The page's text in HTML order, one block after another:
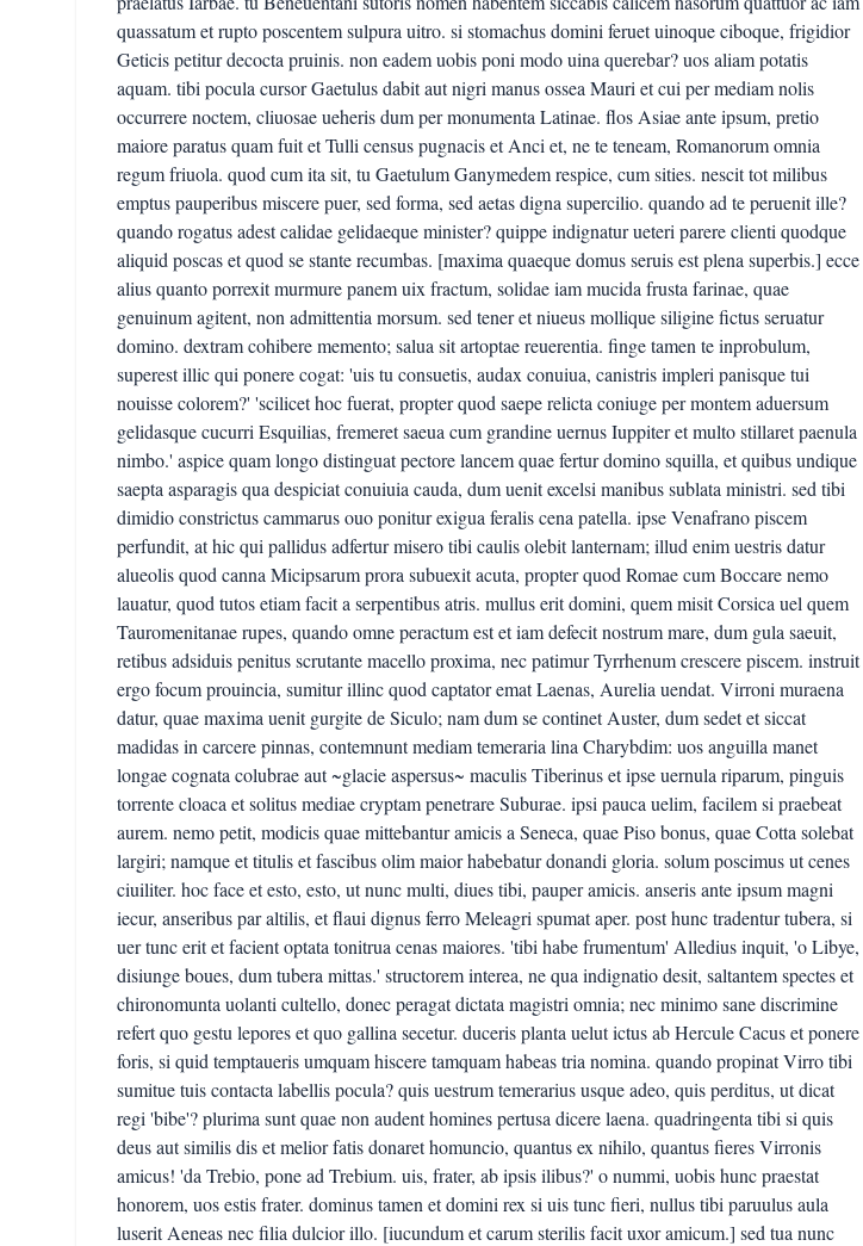
quassatum et rupto poscentem sulpura uitro. si stomachus domini feruet uinoque ciboque, frigidior
Geticis petitur decocta pruinis. non eadem uobis poni modo uina querebar? uos aliam potatis
aquam. tibi pocula cursor Gaetulus dabit aut nigri manus ossea Mauri et cui per mediam nolis
occurrere noctem, cliuosae ueheris dum per monumenta Latinae. flos Asiae ante ipsum, pretio
maiore paratus quam fuit et Tulli census pugnacis et Anci et, ne te teneam, Romanorum omnia
regum friuola. quod cum ita sit, tu Gaetulum Ganymedem respice, cum sities. nescit tot milibus
emptus pauperibus miscere puer, sed forma, sed aetas digna supercilio. quando ad te peruenit ille?
quando rogatus adest calidae gelidaeque minister? quippe indignatur ueteri parere clienti quodque
aliquid poscas et quod se stante recumbas. [maxima quaeque domus seruis est plena superbis.] ecce
alius quanto porrexit murmure panem uix fractum, solidae iam mucida frusta farinae, quae
genuinum agitent, non admittentia morsum. sed tener et niueus mollique siligine fictus seruatur
domino. dextram cohibere memento; salua sit artoptae reuerentia. finge tamen te inprobulum,
superest illic qui ponere cogat: 'uis tu consuetis, audax conuiua, canistris impleri panisque tui
nouisse colorem?' 'scilicet hoc fuerat, propter quod saepe relicta coniuge per montem aduersum
gelidasque cucurri Esquilias, fremeret saeua cum grandine uernus Iuppiter et multo stillaret paenula
nimbo.' aspice quam longo distinguat pectore lancem quae fertur domino squilla, et quibus undique
saepta asparagis qua despiciat conuiuia cauda, dum uenit excelsi manibus sublata ministri. sed tibi
dimidio constrictus cammarus ouo ponitur exigua feralis cena patella. ipse Venafrano piscem
perfundit, at hic qui pallidus adfertur misero tibi caulis olebit lanternam; illud enim uestris datur
alueolis quod canna Micipsarum prora subuexit acuta, propter quod Romae cum Boccare nemo
lauatur, quod tutos etiam facit a serpentibus atris. mullus erit domini, quem misit Corsica uel quem
Tauromenitanae rupes, quando omne peractum est et iam defecit nostrum mare, dum gula saeuit,
retibus adsiduis penitus scrutante macello proxima, nec patimur Tyrrhenum crescere piscem. instruit
ergo focum prouincia, sumitur illinc quod captator emat Laenas, Aurelia uendat. Virroni muraena
datur, quae maxima uenit gurgite de Siculo; nam dum se continet Auster, dum sedet et siccat
madidas in carcere pinnas, contemnunt mediam temeraria lina Charybdim: uos anguilla manet
longae cognata colubrae aut ~glacie aspersus~ maculis Tiberinus et ipse uernula riparum, pinguis
torrente cloaca et solitus mediae cryptam penetrare Suburae. ipsi pauca uelim, facilem si praebeat
aurem. nemo petit, modicis quae mittebantur amicis a Seneca, quae Piso bonus, quae Cotta solebat
largiri; namque et titulis et fascibus olim maior habebatur donandi gloria. solum poscimus ut cenes
ciuiliter. hoc face et esto, esto, ut nunc multi, diues tibi, pauper amicis. anseris ante ipsum magni
iecur, anseribus par altilis, et flaui dignus ferro Meleagri spumat aper. post hunc tradentur tubera, si
uer tunc erit et facient optata tonitrua cenas maiores. 'tibi habe frumentum' Alledius inquit, 'o Libye,
disiunge boues, dum tubera mittas.' structorem interea, ne qua indignatio desit, saltantem spectes et
chironomunta uolanti cultello, donec peragat dictata magistri omnia; nec minimo sane discrimine
refert quo gestu lepores et quo gallina secetur. duceris planta uelut ictus ab Hercule Cacus et ponere
foris, si quid temptaueris umquam hiscere tamquam habeas tria nomina. quando propinat Virro tibi
sumitue tuis contacta labellis pocula? quis uestrum temerarius usque adeo, quis perditus, ut dicat
regi 'bibe'? plurima sunt quae non audent homines pertusa dicere laena. quadringenta tibi si quis
deus aut similis dis et melior fatis donaret homuncio, quantus ex nihilo, quantus fieres Virronis
amicus! 'da Trebio, pone ad Trebium. uis, frater, ab ipsis ilibus?' o nummi, uobis hunc praestat
honorem, uos estis frater. dominus tamen et domini rex si uis tunc fieri, nullus tibi paruulus aula
luserit Aeneas nec filia dulcior illo. [iucundum et carum sterilis facit uxor amicum.] sed tua nunc